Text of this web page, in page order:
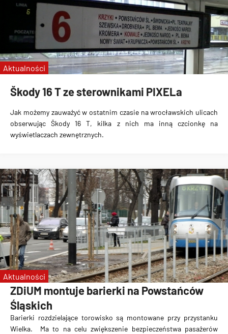
Škody 16 T ze sterownikami PIXELa
Jak możemy zauważyć w ostatnim czasie na wrocławskich ulicach
obserwując Škody 16 T, kilka z nich ma inną czcionkę na
wyświetlaczach zewnętrznych.
Aktualności
ZDiUM montuje barierki na Powstańców
Śląskich
Barierki rozdzielające torowisko są montowane przy przystanku
Wielka. Ma to na celu zwiększenie bezpieczeństwa pasażerów
Aktualności